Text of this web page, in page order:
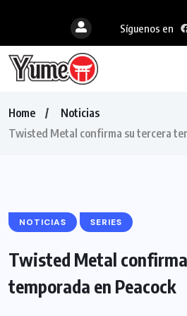
Síguenos en
Home
Noticias
Twisted Metal confirma su tercera
NOTICIAS SERIES
Twisted Metal
temporada en Peacock